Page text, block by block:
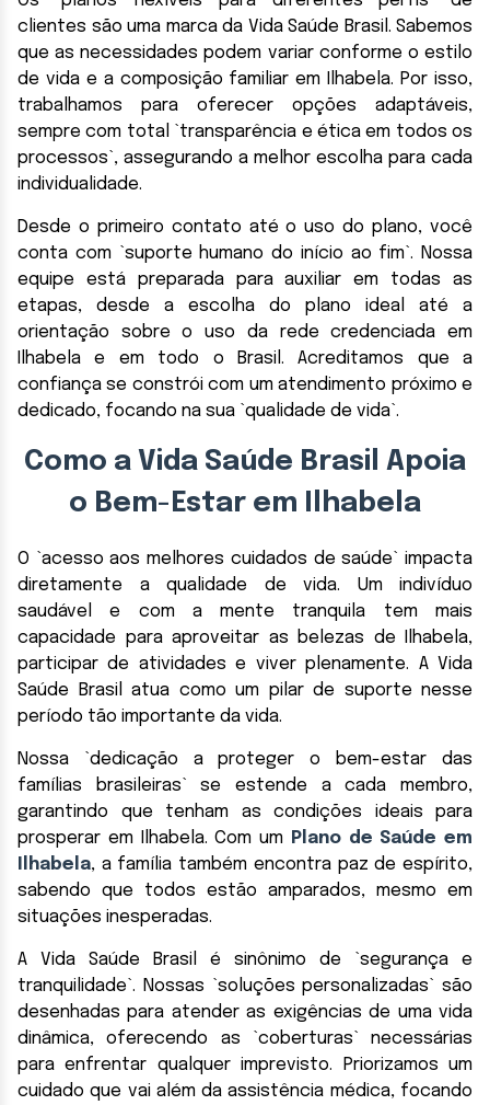
clientes são uma marca da Vida Saúde Brasil. Sabemos
que as necessidades podem variar conforme o estilo
de vida e a composição familiar em Ilhabela. Por isso,
trabalhamos para oferecer opções adaptáveis,
sempre com total `transparência e ética em todos os
processos`, assegurando a melhor escolha para cada
individualidade.
Desde o primeiro contato até o uso do plano, você
conta com `suporte humano do início ao fim`. Nossa
equipe está preparada para auxiliar em todas as
etapas, desde a escolha do plano ideal até a
orientação sobre o uso da rede credenciada em
Ilhabela e em todo o Brasil. Acreditamos que a
confiança se constrói com um atendimento próximo e
dedicado, focando na sua `qualidade de vida`.
Como a Vida Saúde Brasil Apoia
o Bem-Estar em Ilhabela
O `acesso aos melhores cuidados de saúde` impacta
diretamente a qualidade de vida. Um indivíduo
saudável e com a mente tranquila tem mais
capacidade para aproveitar as belezas de Ilhabela,
participar de atividades e viver plenamente. A Vida
Saúde Brasil atua como um pilar de suporte nesse
período tão importante da vida.
Nossa `dedicação a proteger o bem-estar das
famílias brasileiras` se estende a cada membro,
garantindo que tenham as condições ideais para
prosperar em Ilhabela. Com um Plano de Saúde em
Ilhabela, a família também encontra paz de espírito,
sabendo que todos estão amparados, mesmo em
situações inesperadas.
A Vida Saúde Brasil é sinônimo de `segurança e
tranquilidade`. Nossas `soluções personalizadas` são
desenhadas para atender as exigências de uma vida
dinâmica, oferecendo as `coberturas` necessárias
para enfrentar qualquer imprevisto. Priorizamos um
cuidado que vai além da assistência médica, focando